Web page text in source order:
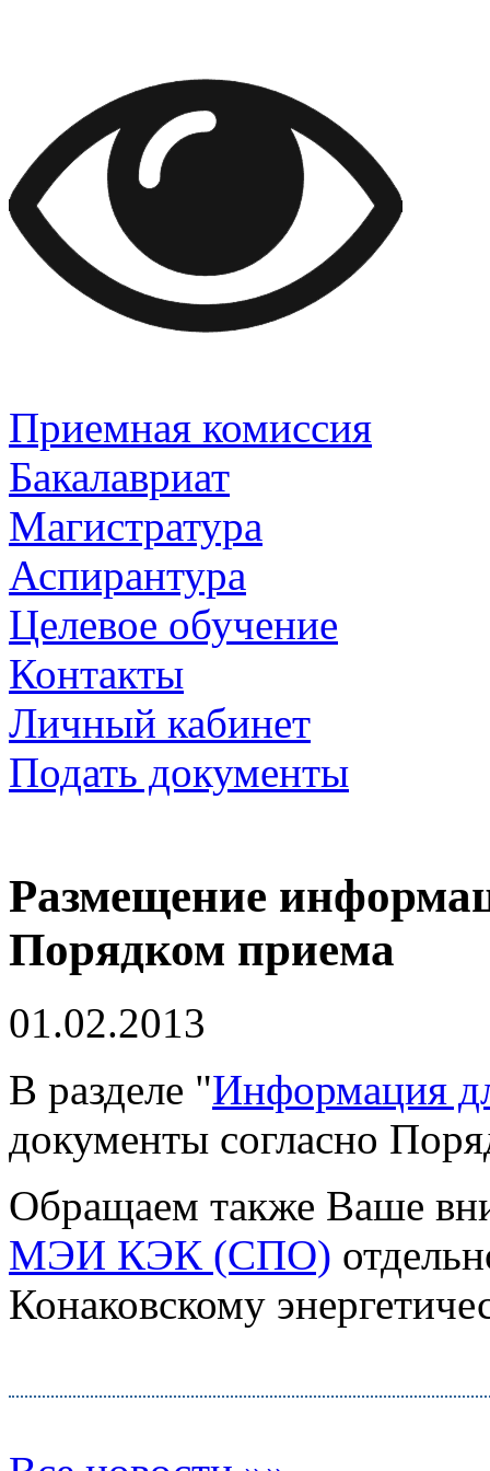
Приемная комиссия
Бакалавриат
Магистратура
Аспирантура
Целевое обучение
Контакты
Личный кабинет
Подать документы
Размещение
Порядком приема
01.02.2013
В разделе "Информация
документы согласно
Обращаем также Ваше
МЭИ КЭК (СПО)
Конаковскому